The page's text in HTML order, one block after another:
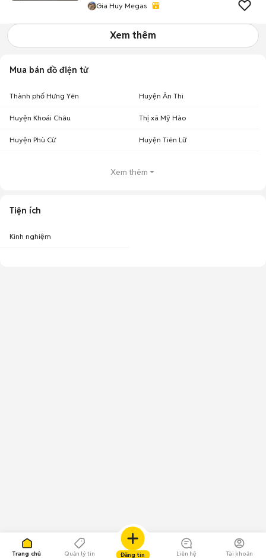
Trang chủ Quản lý tin Đăng tin Liên hệ Tài khoản
Gia Huy Megas
Xem thêm
Mua bán đồ điện tử
Thành phố Hưng Yên Huyện Ân Thi
Huyện Khoái Châu Thị xã Mỹ Hào
Huyện Phù Cừ Huyện Tiên Lữ
Xem thêm
Tiện ích
Kinh nghiệm